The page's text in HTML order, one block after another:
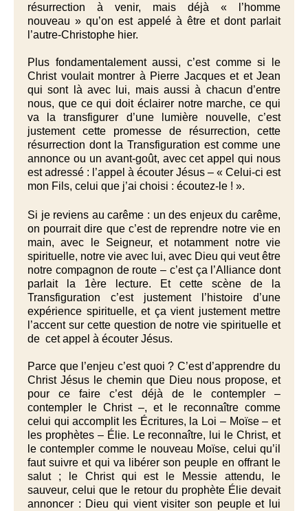
résurrection à venir, mais déjà « l’homme
nouveau » qu’on est appelé à être et dont parlait
l’autre-Christophe hier.
Plus fondamentalement aussi, c’est comme si le
Christ voulait montrer à Pierre Jacques et et Jean
qui sont là avec lui, mais aussi à chacun d’entre
nous, que ce qui doit éclairer notre marche, ce qui
va la transfigurer d’une lumière nouvelle, c’est
justement cette promesse de résurrection, cette
résurrection dont la Transfiguration est comme une
annonce ou un avant-goût, avec cet appel qui nous
est adressé : l’appel à écouter Jésus – « Celui-ci est
mon Fils, celui que j’ai choisi : écoutez-le ! ».
Si je reviens au carême : un des enjeux du carême,
on pourrait dire que c’est de reprendre notre vie en
main, avec le Seigneur, et notamment notre vie
spirituelle, notre vie avec lui, avec Dieu qui veut être
notre compagnon de route – c’est ça l’Alliance dont
parlait la 1ère lecture. Et cette scène de la
Transfiguration c’est justement l’histoire d’une
expérience spirituelle, et ça vient justement mettre
l’accent sur cette question de notre vie spirituelle et
de cet appel à écouter Jésus.
Parce que l’enjeu c’est quoi ? C’est d’apprendre du
Christ Jésus le chemin que Dieu nous propose, et
pour ce faire c’est déjà de le contempler –
contempler le Christ –, et le reconnaître comme
celui qui accomplit les Écritures, la Loi – Moïse – et
les prophètes – Élie. Le reconnaître, lui le Christ, et
le contempler comme le nouveau Moïse, celui qu’il
faut suivre et qui va libérer son peuple en offrant le
salut ; le Christ qui est le Messie attendu, le
sauveur, celui que le retour du prophète Élie devait
annoncer : Dieu qui vient visiter son peuple et lui